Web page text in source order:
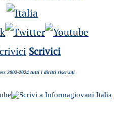
Scrivici
2002-2024 tutti i diritti riservati